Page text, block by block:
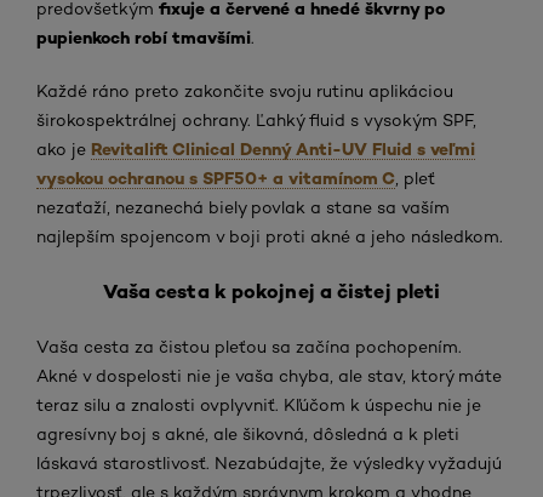
predovšetkým fixuje a červené a hnedé škvrny po
pupienkoch robí tmavšími.
Každé ráno preto zakončite svoju rutinu aplikáciou
širokospektrálnej ochrany. Ľahký fluid s vysokým SPF,
ako je Revitalift Clinical Denný Anti-UV Fluid s veľmi
vysokou ochranou s SPF50+ a vitamínom C , pleť
nezaťaží, nezanechá biely povlak a stane sa vaším
najlepším spojencom v boji proti akné a jeho následkom.
Vaša cesta k pokojnej a čistej pleti
Vaša cesta za čistou pleťou sa začína pochopením.
Akné v dospelosti nie je vaša chyba, ale stav, ktorý máte
teraz silu a znalosti ovplyvniť. Kľúčom k úspechu nie je
agresívny boj s akné, ale šikovná, dôsledná a k pleti
láskavá starostlivosť. Nezabúdajte, že výsledky vyžadujú
trpezlivosť, ale s každým správnym krokom a vhodne